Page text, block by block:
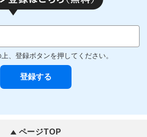
、登録ボタンを押してください。
ページTOP